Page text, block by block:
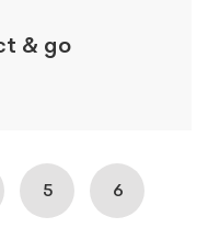
& go
5 6